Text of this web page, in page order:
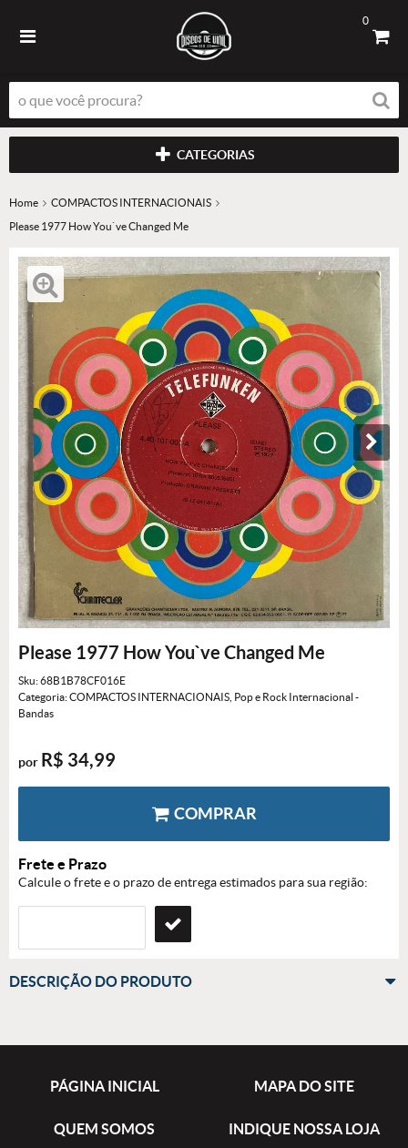
0
CATEGORIAS
Home
COMPACTOS INTERNACIONAIS
Please 1977 How You`ve Changed Me
Please 1977 How You`ve Changed Me
Sku:68B1B78CF016E
Categoria:COMPACTOS INTERNACIONAIS Pop e Rock Internacional -
Bandas
por R$ 34,99
COMPRAR
Frete e Prazo
Calcule o frete e o prazo de entrega estimados para sua região:
DESCRIÇÃO DO PRODUTO
PÁGINA INICIAL MAPA DO SITE
QUEM SOMOS INDIQUE NOSSA LOJA